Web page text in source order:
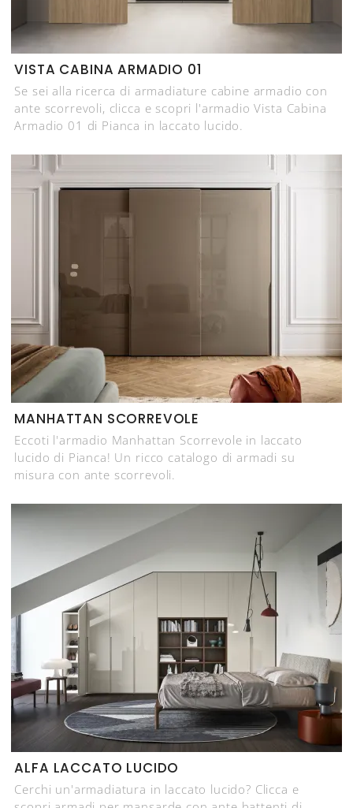
VISTA CABINA ARMADIO 01
Se sei alla ricerca di armadiature cabine armadio con
ante scorrevoli, clicca e scopri l'armadio Vista Cabina
Armadio 01 di Pianca in laccato lucido.
MANHATTAN SCORREVOLE
Eccoti l'armadio Manhattan Scorrevole in laccato
lucido di Pianca! Un ricco catalogo di armadi su
misura con ante scorrevoli.
ALFA LACCATO LUCIDO
Cerchi un'armadiatura in laccato lucido? Clicca e